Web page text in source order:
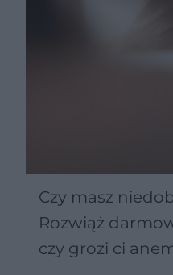
Czy masz
Rozwiąż
czy grozi ci